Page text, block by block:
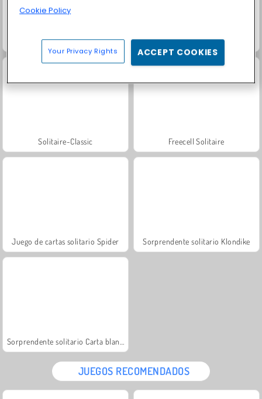
Juego de cartas solitario Klondike Hearts: Classic
Solitaire-Classic Freecell Solitaire
Juego de cartas solitario Spider Sorprendente solitario Klondike
JUEGOS RECOMENDADOS
Cookie Policy
Your Privacy Rights ACCEPT COOKIES